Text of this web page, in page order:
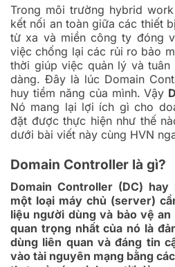
Trong môi trường hybrid
kết nối an toàn giữa các thiết
từ xa và miền công ty đóng
việc chống lại các rủi ro bảo
thời giúp việc quản lý và
dàng. Đây là lúc Domain
huy tiềm năng của mình. Vậy
Nó mang lại lợi ích gì cho
đặt được thực hiện như thế
dưới bài viết này cùng HVN
Domain Controller là gì?
Domain Controller (DC)
một loại máy chủ (server)
liệu người dùng và bảo vệ
quan trọng nhất của nó là
dùng liên quan và đáng tin
vào tài nguyên mạng bằng